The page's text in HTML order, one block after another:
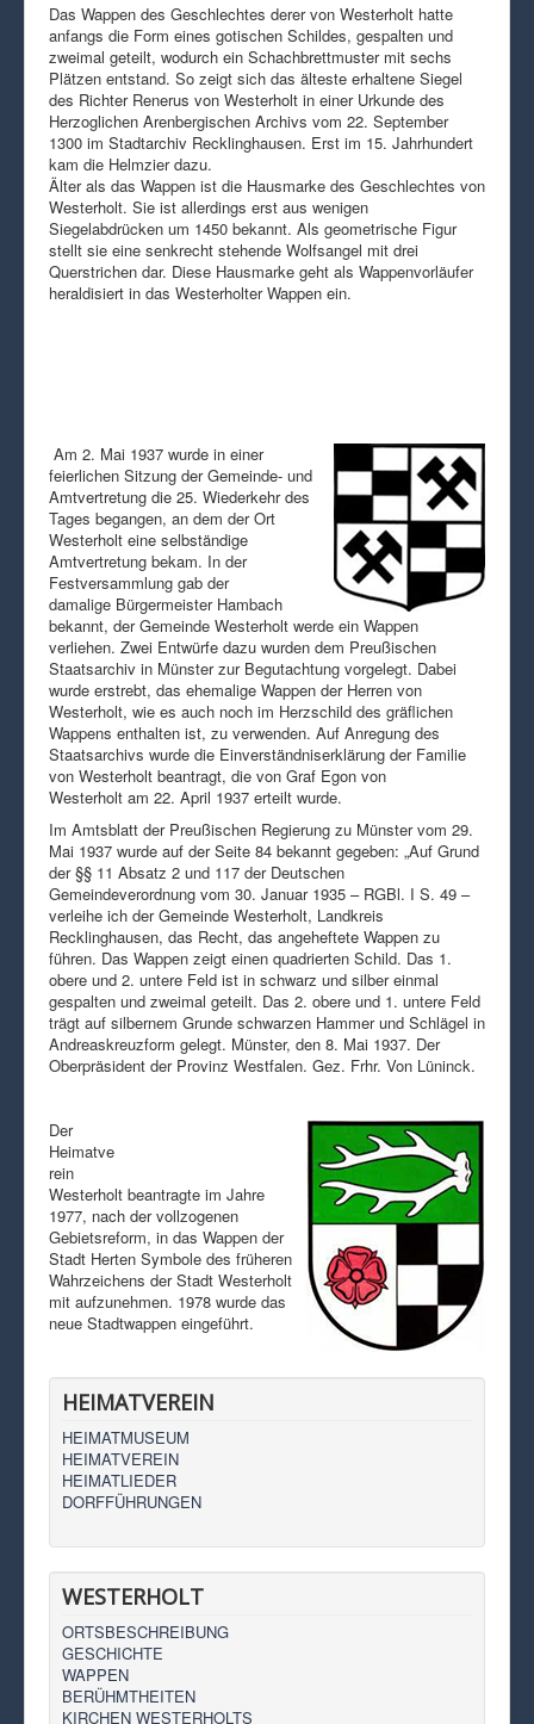
Das Wappen des Geschlechtes derer von Westerholt hatte
anfangs die Form eines gotischen Schildes, gespalten und
zweimal geteilt, wodurch ein Schachbrettmuster mit sechs
Plätzen entstand. So zeigt sich das älteste erhaltene Siegel
des Richter Renerus von Westerholt in einer Urkunde des
Herzoglichen Arenbergischen Archivs vom 22. September
1300 im Stadtarchiv Recklinghausen. Erst im 15. Jahrhundert
kam die Helmzier dazu.
Älter als das Wappen ist die Hausmarke des Geschlechtes von
Westerholt. Sie ist allerdings erst aus wenigen
Siegelabdrücken um 1450 bekannt. Als geometrische Figur
stellt sie eine senkrecht stehende Wolfsangel mit drei
Querstrichen dar. Diese Hausmarke geht als Wappenvorläufer
heraldisiert in das Westerholter Wappen ein.
Am 2. Mai 1937 wurde in einer
feierlichen Sitzung der Gemeinde- und
Amtvertretung die 25. Wiederkehr des
Tages begangen, an dem der Ort
Westerholt eine selbständige
Amtvertretung bekam. In der
Festversammlung gab der
damalige Bürgermeister Hambach
bekannt, der Gemeinde Westerholt werde ein Wappen
verliehen. Zwei Entwürfe dazu wurden dem Preußischen
Staatsarchiv in Münster zur Begutachtung vorgelegt. Dabei
wurde erstrebt, das ehemalige Wappen der Herren von
Westerholt, wie es auch noch im Herzschild des gräflichen
Wappens enthalten ist, zu verwenden. Auf Anregung des
Staatsarchivs wurde die Einverständniserklärung der Familie
von Westerholt beantragt, die von Graf Egon von
Westerholt am 22. April 1937 erteilt wurde.
Im Amtsblatt der Preußischen Regierung zu Münster vom 29.
Mai 1937 wurde auf der Seite 84 bekannt gegeben: „Auf Grund
der §§ 11 Absatz 2 und 117 der Deutschen
Gemeindeverordnung vom 30. Januar 1935 – RGBl. I S. 49 –
verleihe ich der Gemeinde Westerholt, Landkreis
Recklinghausen, das Recht, das angeheftete Wappen zu
führen. Das Wappen zeigt einen quadrierten Schild. Das 1.
obere und 2. untere Feld ist in schwarz und silber einmal
gespalten und zweimal geteilt. Das 2. obere und 1. untere Feld
trägt auf silbernem Grunde schwarzen Hammer und Schlägel in
Andreaskreuzform gelegt. Münster, den 8. Mai 1937. Der
Oberpräsident der Provinz Westfalen. Gez. Frhr. Von Lüninck.
Der
Heimatve
rein
Westerholt beantragte im Jahre
1977, nach der vollzogenen
Gebietsreform, in das Wappen der
Stadt Herten Symbole des früheren
Wahrzeichens der Stadt Westerholt
mit aufzunehmen. 1978 wurde das
neue Stadtwappen eingeführt.
HEIMATVEREIN
HEIMATMUSEUM
HEIMATVEREIN
HEIMATLIEDER
DORFFÜHRUNGEN
WESTERHOLT
ORTSBESCHREIBUNG
GESCHICHTE
WAPPEN
BERÜHMTHEITEN
KIRCHEN WESTERHOLTS